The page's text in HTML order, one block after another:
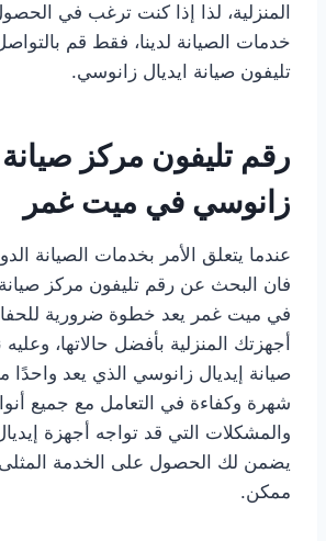
المنزلية، لذا إذا كنت ترغب في
خدمات الصيانة لدينا، فقط قم
تليفون صيانة ايديال زانوسي.
رقم تليفون مركز صيانة
زانوسي في ميت غمر
عندما يتعلق الأمر بخدمات الصيانة
فان البحث عن رقم تليفون مركز
في ميت غمر يعد خطوة ضرورية
أجهزتك المنزلية بأفضل حالاتها،
صيانة إيديال زانوسي الذي يعد واحدًا
شهرة وكفاءة في التعامل مع جميع
والمشكلات التي قد تواجه أجهزة
يضمن لك الحصول على الخدمة
ممكن.